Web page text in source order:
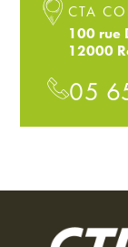
CTA
100 rue
12000
05